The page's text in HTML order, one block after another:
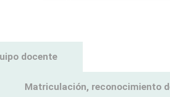
docente
Matriculación, reconocimiento